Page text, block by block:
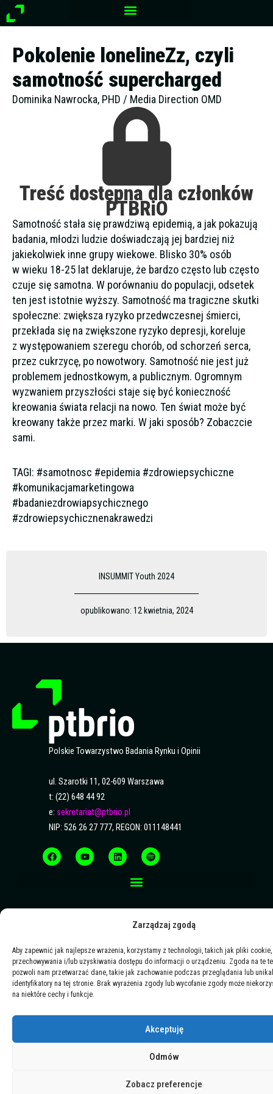
Zarządzaj zgodą
Aby zapewnić jak najlepsze wrażenia, korzystamy z technologii, takich jak pliki
przechowywania i/lub uzyskiwania dostępu do informacji o urządzeniu. Zgoda na te
pozwoli nam przetwarzać dane, takie jak zachowanie podczas przeglądania lub
identyfikatory na tej stronie. Brak wyrażenia zgody lub wycofanie zgody może
na niektóre cechy i funkcje.
Akceptuję
Odmów
Zobacz preferencje
Przejdź
do
Pokolenie lonelineZz, czyli
samotność supercharged
Dominika Nawrocka, PHD / Media Direction OMD
Treść dostępna dla członków
PTBRiO
Samotność stała się prawdziwą epidemią, a jak pokazują
badania, młodzi ludzie doświadczają jej bardziej niż
jakiekolwiek inne grupy wiekowe. Blisko 30% osób
w wieku 18-25 lat deklaruje, że bardzo często lub często
czuje się samotna. W porównaniu do populacji, odsetek
ten jest istotnie wyższy. Samotność ma tragiczne skutki
społeczne: zwiększa ryzyko przedwczesnej śmierci,
przekłada się na zwiększone ryzyko depresji, koreluje
z występowaniem szeregu chorób, od schorzeń serca,
przez cukrzycę, po nowotwory. Samotność nie jest już
problemem jednostkowym, a publicznym. Ogromnym
wyzwaniem przyszłości staje się być konieczność
kreowania świata relacji na nowo. Ten świat może być
kreowany także przez marki. W jaki sposób? Zobaczcie
sami.
TAGI: #samotnosc #epidemia #zdrowiepsychiczne
#komunikacjamarketingowa
#badaniezdrowiapsychicznego
#zdrowiepsychicznenakrawedzi
INSUMMIT Youth 2024
opublikowano: 12 kwietnia, 2024
Polskie Towarzystwo Badania Rynku i Opinii
ul. Szarotki 11, 02-609 Warszawa
t: (22) 648 44 92
e: sekretariat@ptbrio.pl
NIP: 526 26 27 777, REGON: 011148441
a
c
e
o
u
t
i
n
k
p
o
t